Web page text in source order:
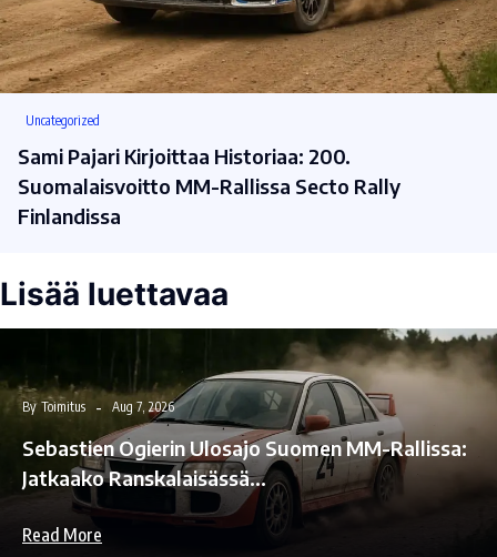
Uncategorized
Sami Pajari Kirjoittaa Historiaa: 200.
Suomalaisvoitto MM-Rallissa Secto Rally
Finlandissa
Lisää luettavaa
By Toimitus Aug 7, 2026
Sebastien Ogierin Ulosajo Suomen MM-Rallissa:
Jatkaako Ranskalaisässä…
Read More